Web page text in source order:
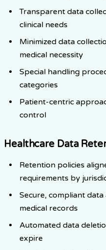
Transparent data
clinical needs
Minimized data
medical necessity
Special handling
categories
Patient-centric
control
Healthcare Data
Retention policies
requirements by
Secure, compliant
medical records
Automated data
expire